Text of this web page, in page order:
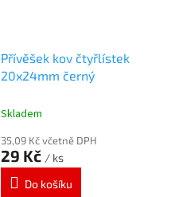
Přívěšek kov čtyřlístek
20x24mm černý
Skladem
35,09 Kč včetně DPH
29 Kč / ks
Do košíku